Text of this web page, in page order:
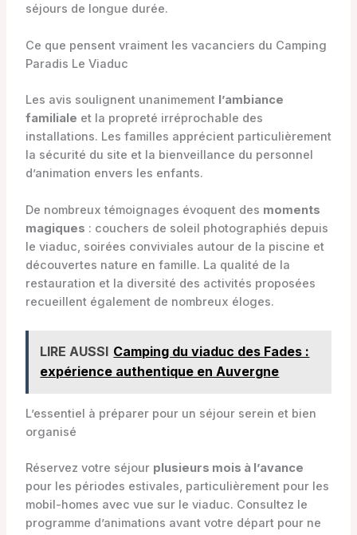
séjours de longue durée.
Ce que pensent vraiment les vacanciers du Camping
Paradis Le Viaduc
Les avis soulignent unanimement l’ambiance
familiale et la propreté irréprochable des
installations. Les familles apprécient particulièrement
la sécurité du site et la bienveillance du personnel
d’animation envers les enfants.
De nombreux témoignages évoquent des moments
magiques : couchers de soleil photographiés depuis
le viaduc, soirées conviviales autour de la piscine et
découvertes nature en famille. La qualité de la
restauration et la diversité des activités proposées
recueillent également de nombreux éloges.
LIRE AUSSI Camping du viaduc des Fades :
expérience authentique en Auvergne
L’essentiel à préparer pour un séjour serein et bien
organisé
Réservez votre séjour plusieurs mois à l’avance
pour les périodes estivales, particulièrement pour les
mobil-homes avec vue sur le viaduc. Consultez le
programme d’animations avant votre départ pour ne